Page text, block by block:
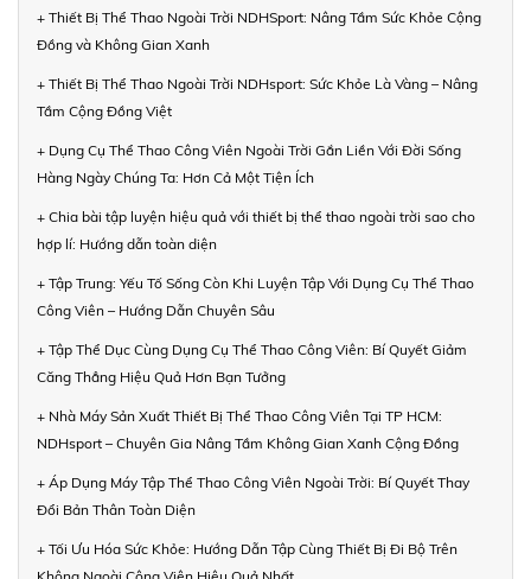
+ Thiết Bị Thể Thao Ngoài Trời NDHSport: Nâng Tầm Sức Khỏe Cộng
Đồng và Không Gian Xanh
+ Thiết Bị Thể Thao Ngoài Trời NDHsport: Sức Khỏe Là Vàng – Nâng
Tầm Cộng Đồng Việt
+ Dụng Cụ Thể Thao Công Viên Ngoài Trời Gắn Liền Với Đời Sống
Hàng Ngày Chúng Ta: Hơn Cả Một Tiện Ích
+ Chia bài tập luyện hiệu quả với thiết bị thể thao ngoài trời sao cho
hợp lí: Hướng dẫn toàn diện
+ Tập Trung: Yếu Tố Sống Còn Khi Luyện Tập Với Dụng Cụ Thể Thao
Công Viên – Hướng Dẫn Chuyên Sâu
+ Tập Thể Dục Cùng Dụng Cụ Thể Thao Công Viên: Bí Quyết Giảm
Căng Thẳng Hiệu Quả Hơn Bạn Tưởng
+ Nhà Máy Sản Xuất Thiết Bị Thể Thao Công Viên Tại TP HCM:
NDHsport – Chuyên Gia Nâng Tầm Không Gian Xanh Cộng Đồng
+ Áp Dụng Máy Tập Thể Thao Công Viên Ngoài Trời: Bí Quyết Thay
Đổi Bản Thân Toàn Diện
+ Tối Ưu Hóa Sức Khỏe: Hướng Dẫn Tập Cùng Thiết Bị Đi Bộ Trên